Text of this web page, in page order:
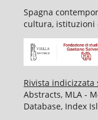
Spagna
cultura, istituzioni
Rivista indicizzata
Abstracts, MLA -
Database, Index